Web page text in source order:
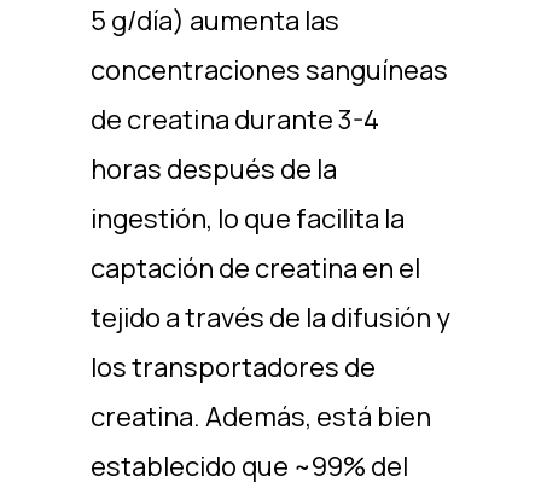
5 g/día) aumenta las
concentraciones sanguíneas
de creatina durante 3-4
horas después de la
ingestión, lo que facilita la
captación de creatina en el
tejido a través de la difusión y
los transportadores de
creatina. Además, está bien
establecido que ~99% del